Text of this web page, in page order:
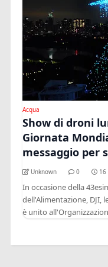
Acqua
Show di droni
Giornata
messaggio per
Unknown 0
In occasione della
dell'Alimentazione, DJI,
è unito